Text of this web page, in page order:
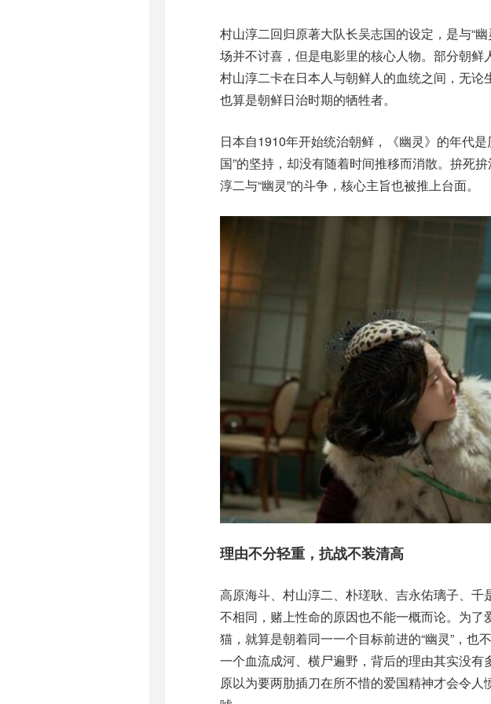
村山淳二回归原著大队长吴志国的设定，是与“
场并不讨喜，但是电影里的核心人物。部分朝鲜
村山淳二卡在日本人与朝鲜人的血统之间，无论
也算是朝鲜日治时期的牺牲者。
日本自1910年开始统治朝鲜，《幽灵》的年代
国”的坚持，却没有随着时间推移而消散。拚死
淳二与“幽灵”的斗争，核心主旨也被推上台面。
理由不分轻重，抗战不装清高
高原海斗、村山淳二、朴瑳耿、吉永佑璃子、
不相同，赌上性命的原因也不能一概而论。为
猫，就算是朝着同一一个目标前进的“幽灵”，
一个血流成河、横尸遍野，背后的理由其实没有
原以为要两肋插刀在所不惜的爱国精神才会令